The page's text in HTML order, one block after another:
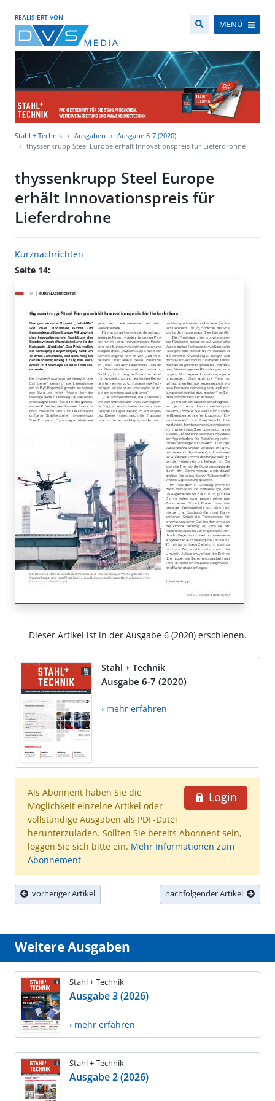
REALISIERT VON
MENÜ
Stahl + Technik Ausgaben
Ausgabe 6-7 (2020)
thyssenkrupp Steel Europe erhält Innovationspreis für Lieferdrohne
thyssenkrupp Steel Europe
erhält Innovationspreis für
Lieferdrohne
Kurznachrichten
Seite 14:
Dieser Artikel ist in der Ausgabe 6 (2020) erschienen.
Stahl + Technik
Ausgabe 6-7 (2020)
› mehr erfahren
Login
Als Abonnent haben Sie die
Möglichkeit einzelne Artikel oder
vollständige Ausgaben als PDF-Datei
herunterzuladen. Sollten Sie bereits Abonnent sein,
loggen Sie sich bitte ein. Mehr Informationen zum
Abonnement
vorheriger Artikel nachfolgender Artikel
Weitere Ausgaben
Stahl + Technik
Ausgabe 3 (2026)
› mehr erfahren
Stahl + Technik
Ausgabe 2 (2026)